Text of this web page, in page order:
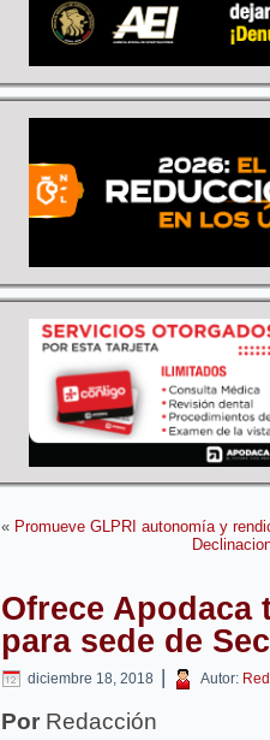
« Promueve GLPRI autonomía y
Ofrece Apodaca
para sede de
diciembre 18, 2018 | Autor:
Por Redacción